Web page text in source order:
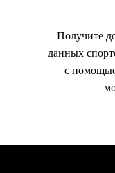
Получите
данных
с